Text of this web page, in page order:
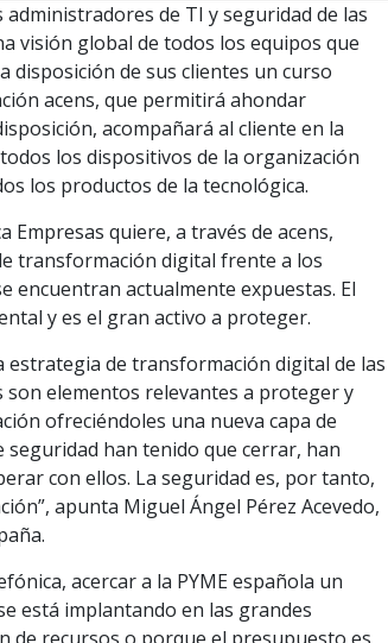
de TI y seguridad de las
visión global de todos los equipos que
disposición de sus clientes un curso
acens, que permitirá ahondar
acompañará al cliente en la
los dispositivos de la organización
los productos de la tecnológica.
Empresas quiere, a través de acens,
transformación digital frente a los
encuentran actualmente expuestas. El
y es el gran activo a proteger.
de transformación digital de las
son elementos relevantes a proteger y
ofreciéndoles una nueva capa de
han tenido que cerrar, han
con ellos. La seguridad es, por tanto,
apunta Miguel Ángel Pérez Acevedo,
acercar a la PYME española un
está implantando en las grandes